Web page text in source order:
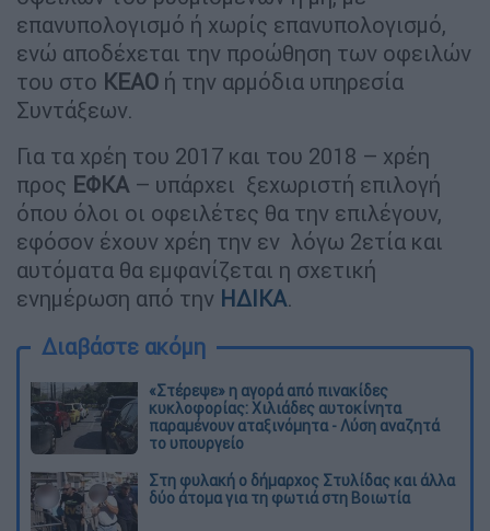
επανυπολογισμό ή χωρίς επανυπολογισμό,
ενώ αποδέχεται την προώθηση των οφειλών
του στο ΚΕΑΟ ή την αρμόδια υπηρεσία
Συντάξεων.
Για τα χρέη του 2017 και του 2018 – χρέη
προς ΕΦΚΑ – υπάρχει ξεχωριστή επιλογή
όπου όλοι οι οφειλέτες θα την επιλέγουν,
εφόσον έχουν χρέη την εν λόγω 2ετία και
αυτόματα θα εμφανίζεται η σχετική
ενημέρωση από την ΗΔΙΚΑ.
Διαβάστε ακόμη
«Στέρεψε» η αγορά από πινακίδες
κυκλοφορίας: Χιλιάδες αυτοκίνητα
παραμένουν αταξινόμητα - Λύση αναζητά
το υπουργείο
Στη φυλακή ο δήμαρχος Στυλίδας και άλλα
δύο άτομα για τη φωτιά στη Βοιωτία